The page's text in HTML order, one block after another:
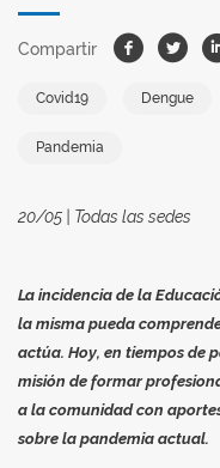
Compartir
Covid19 Dengue
Pandemia
20/05 | Todas las sedes
La incidencia de la
la misma pueda
actúa. Hoy, en tiempos de
misión de formar
a la comunidad con
sobre la pandemia actual.